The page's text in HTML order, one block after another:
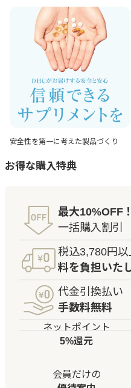
安全性を第一に考えた製品づくり
お得な購入特典
最大10%OFF！
一括購入割引
税込3,780円以
料を負担いた
代金引換払い
手数料無料
ネットポイント
5%還元
会員だけの